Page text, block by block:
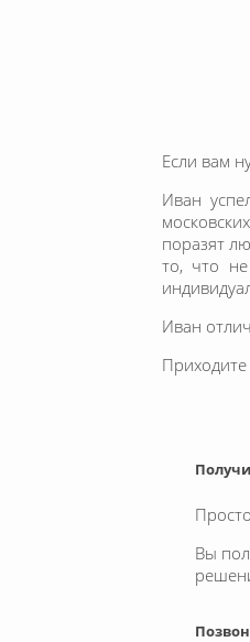
Если вам
Иван
поразят
то, что
Иван
Вы